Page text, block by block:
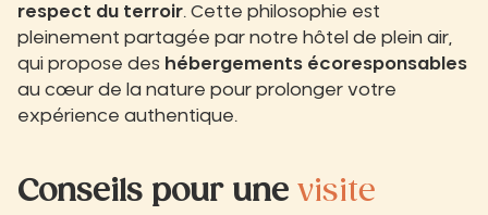
respect du terroir. Cette philosophie est
pleinement partagée par notre hôtel de plein air,
qui propose des hébergements écoresponsables
au cœur de la nature pour prolonger votre
expérience authentique.
Conseils pour une visite